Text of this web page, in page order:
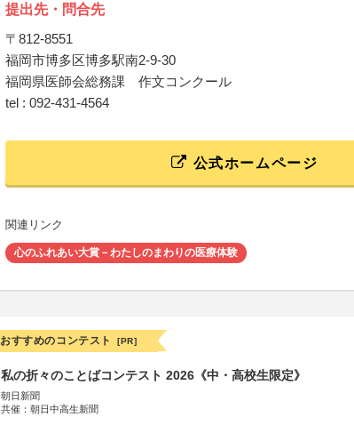
提出先・問合先
〒812-8551
福岡市博多区博多駅南2-9-30
福岡県医師会総務課 作文コンクール
tel : 092-431-4564
公式ホームページ
関連リンク
心のふれあい大賞－わたしのまわりの医療体験
おすすめのコンテスト [PR]
私の折々のことばコンテスト 2026《中・高校生限定》
朝日新聞
共催：朝日中高生新聞